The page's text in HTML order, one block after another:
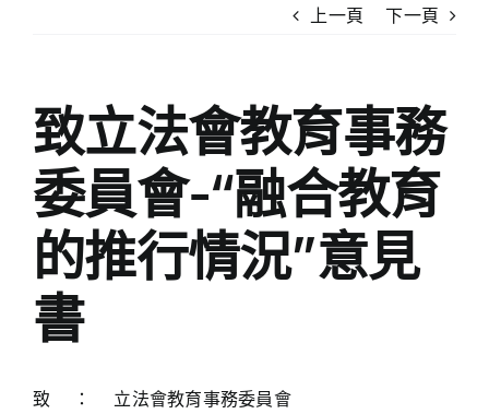
上一頁 下一頁
致立法會教育事務
委員會-“融合教育
的推行情況”意見
書
致 ： 立法會教育事務委員會